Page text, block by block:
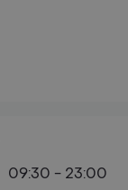
09:30 - 23:00